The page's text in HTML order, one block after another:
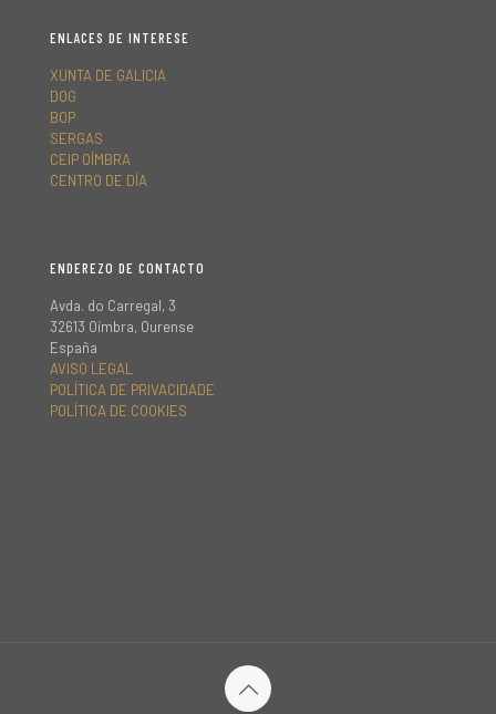
ENLACES DE INTERESE
XUNTA DE GALICIA
DOG
BOP
SERGAS
CEIP OÍMBRA
CENTRO DE DÍA
ENDEREZO DE CONTACTO
Avda. do Carregal, 3
32613 Oímbra, Ourense
España
AVISO LEGAL
POLÍTICA DE PRIVACIDADE
POLÍTICA DE COOKIES